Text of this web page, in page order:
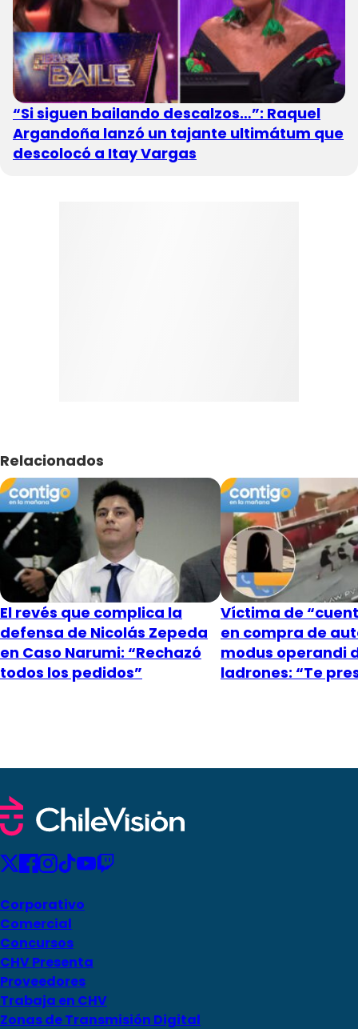
“Si siguen bailando descalzos…”: Raquel
Argandoña lanzó un tajante ultimátum que
descolocó a Itay Vargas
Relacionados
El revés que complica la
defensa de Nicolás Zepeda
en Caso Narumi: “Rechazó
todos los pedidos”
Víctima de
en compra de
modus operandi
ladrones: “Te
Corporativo
Comercial
Concursos
CHV Presenta
Proveedores
Trabaja en CHV
Zonas de Transmisión Digital